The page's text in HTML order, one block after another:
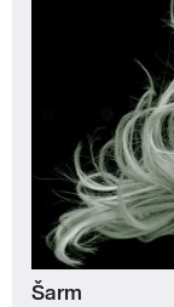
Šarm